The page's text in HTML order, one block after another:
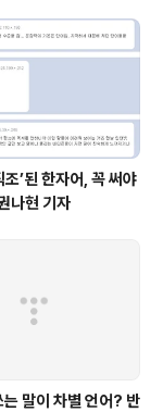
조’된 한자어, 꼭 써야
나현 기자
는 말이 차별 언어? 반